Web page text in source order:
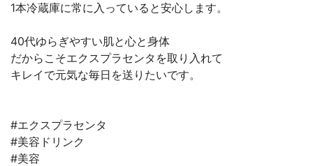
1本冷蔵庫に常に入っていると安心します。
40代ゆらぎやすい肌と心と身体
だからこそエクスプラセンタを取り入れて
キレイで元気な毎日を送りたいです。
#エクスプラセンタ
#美容ドリンク
#美容